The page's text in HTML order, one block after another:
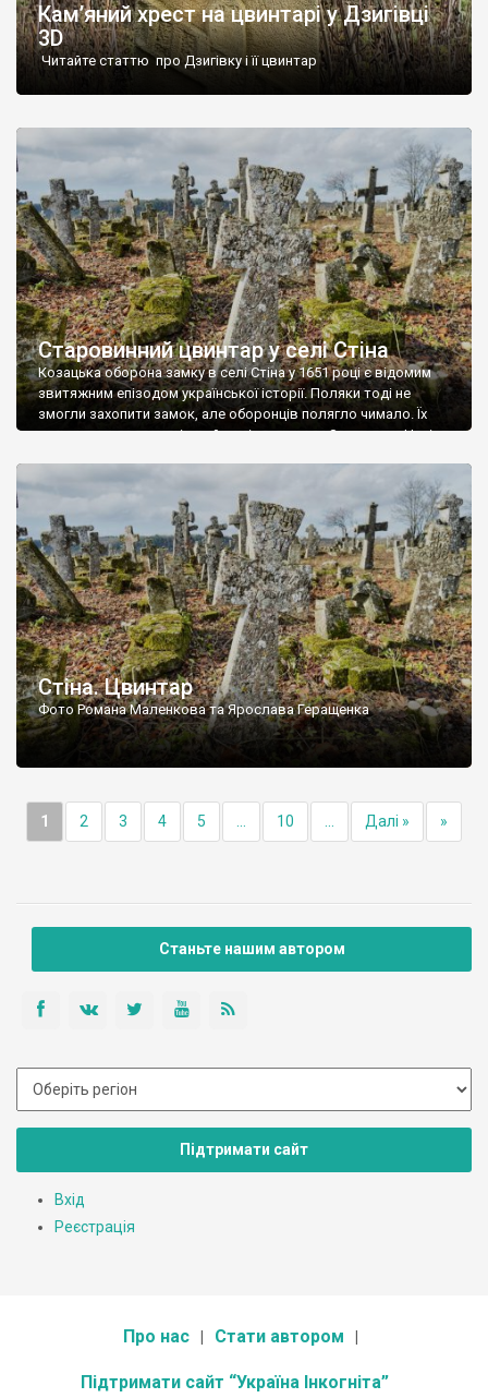
Кам’яний хрест на цвинтарі у Дзигівці
3D
Читайте статтю про Дзигівку і її цвинтар
Старовинний цвинтар у селі Стіна
Козацька оборона замку в селі Стіна у 1651 році є відомим
звитяжним епізодом української історії. Поляки тоді не
змогли захопити замок, але оборонців полягло чимало. Їх
поховали на цвинтарі, який тоді називався Замковим. Нині на
ньому чимало хрестів 19 століття, є такі, де епітафії стер […]
Стіна. Цвинтар
Фото Романа Маленкова та Ярослава Геращенка
1 2 3 4 5 10 Далі » »
Станьте нашим автором
Підтримати сайт
Вхід
Реєстрація
Про нас Стати автором
Підтримати сайт “Україна Інкогніта”